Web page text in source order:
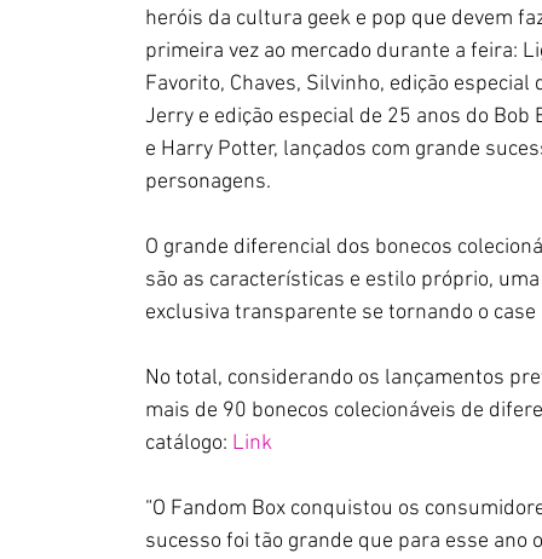
heróis da cultura geek e pop que devem
primeira vez ao mercado durante a feira:
Favorito, Chaves, Silvinho, edição
Jerry e edição especial de 25 anos do
e Harry Potter, lançados com grande
personagens.
O grande diferencial dos bonecos
são as características e estilo próprio,
exclusiva transparente se tornando o case
No total, considerando os lançamentos
mais de 90 bonecos colecionáveis de
catálogo: Link
“O Fandom Box conquistou os
sucesso foi tão grande que para esse